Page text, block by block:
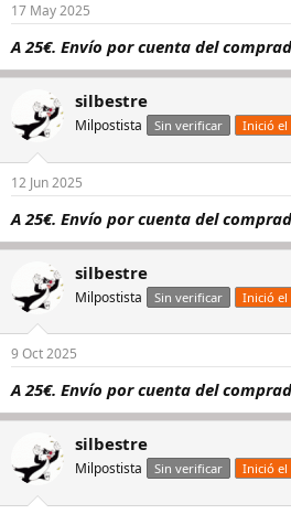
17 May 2025
A 25€. Envío por cuenta del
silbestre
Milpostista Sin verificar Inició el
12 Jun 2025
A 25€. Envío por cuenta del
silbestre
Milpostista Sin verificar Inició el
9 Oct 2025
A 25€. Envío por cuenta del
silbestre
Milpostista Sin verificar Inició el